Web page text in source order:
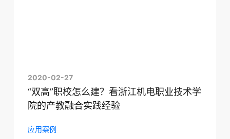
2020-02-27
“双高”职校怎么建？看浙江机电职业技术学
院的产教融合实践经验
应用案例